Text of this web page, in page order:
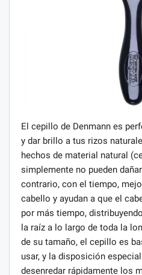
El cepillo de Denmann es
y dar brillo a tus rizos
hechos de material natural
simplemente no pueden
contrario, con el tiempo,
cabello y ayudan a que el
por más tiempo,
la raíz a lo largo de toda la
de su tamaño, el cepillo es
usar, y la disposición
desenredar rápidamente los